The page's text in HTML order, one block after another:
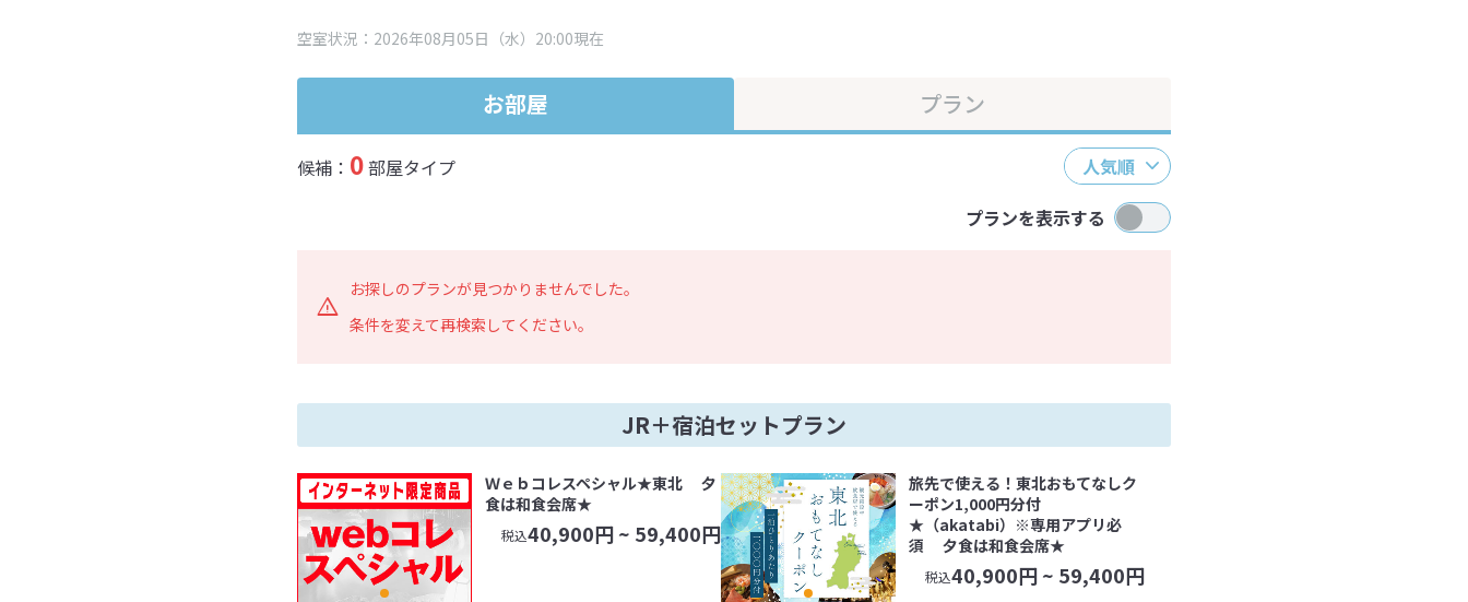
空室状況：2026年08月05日（水）20:00現在
お部屋 プラン
候補： 0部屋タイプ
人気順
プランを表示する
お探しのプランが見つかりませんでした。
条件を変えて再検索してください。
JR＋宿泊セットプラン
Ｗｅｂコレスペシャル★東北 夕
食は和食会席★
税込40,900円 ~ 59,400円
旅先で使える！東北おもてなしク
ーポン1,000円分付
★（akatabi）※専用アプリ必
須 夕食は和食会席★
税込40,900円 ~ 59,400円